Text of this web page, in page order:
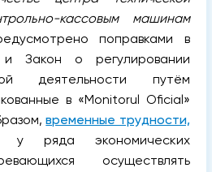
кассовым машинам
поправками в
и Закон о регулировании
деятельности путём
в «Monitorul Oficial»
временные трудности,
у ряда экономических
осуществлять